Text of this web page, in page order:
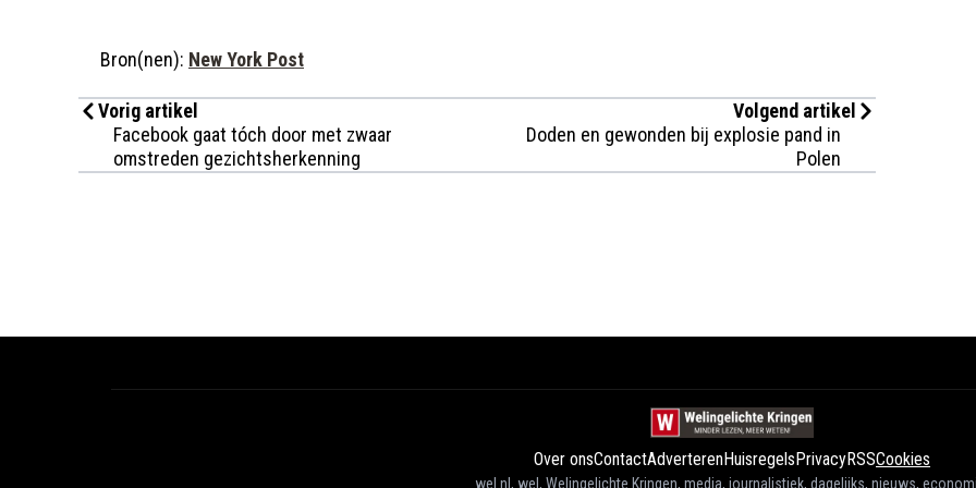
Bron(nen): New York Post
Vorig artikel
Facebook gaat tóch door met zwaar
omstreden gezichtsherkenning
Volgend artikel
Doden en gewonden bij explosie pand in
Polen
Over onsContactAdverterenHuisregelsPrivacyRSSCookies
wel.nl, wel, Welingelichte Kringen, media, journalistiek, dagelijks, nieuws,